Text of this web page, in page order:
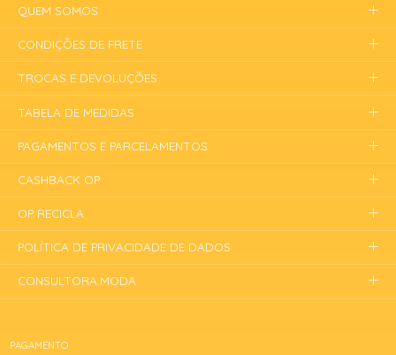
PAGAMENTO
QUEM SOMOS
CONDIÇÕES DE FRETE
TROCAS E DEVOLUÇÕES
TABELA DE MEDIDAS
PAGAMENTOS E PARCELAMENTOS
CASHBACK OP
OP RECICLA
POLÍTICA DE PRIVACIDADE DE DADOS
CONSULTORA.MODA